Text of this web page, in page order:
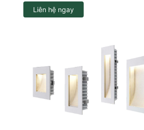
Liên hệ ngay